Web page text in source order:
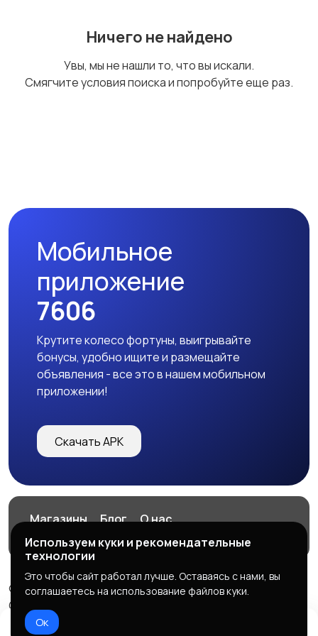
Ничего не найдено
Увы, мы не нашли то, что вы искали.
Смягчите условия поиска и попробуйте еще раз.
Мобильное
приложение
7606
Крутите колесо фортуны, выигрывайте
бонусы, удобно ищите и размещайте
объявления - все это в нашем мобильном
приложении!
Скачать APK
Магазины Блог
О нас
Служба поддержки
© 2026 7606
ООО "СИСТЕМА", ОГРН: 1127328000183
Правила сервиса
Используем куки и рекомендательные
технологии
Это чтобы сайт работал лучше. Оставаясь с нами, вы
соглашаетесь на использование файлов куки.
Ок